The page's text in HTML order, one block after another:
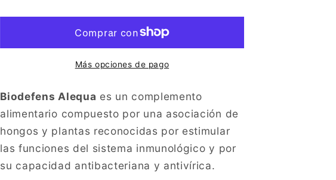
Cápsulas)Cápsulas)
Más opciones de pago
Biodefens Alequa es un complemento
alimentario compuesto por una asociación de
hongos y plantas reconocidas por estimular
las funciones del sistema inmunológico y por
su capacidad antibacteriana y antivírica.